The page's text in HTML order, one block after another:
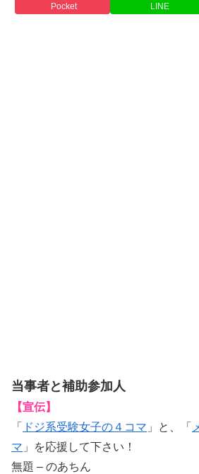
Pocket LINE
当事者と補助参加人
【宣伝】
「
ドジ系受験女子の４コマ 」と、「
マ 」を応援して下さい！
無題 – のあちん